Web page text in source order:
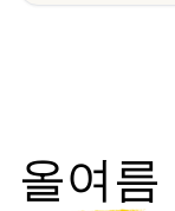
올여름